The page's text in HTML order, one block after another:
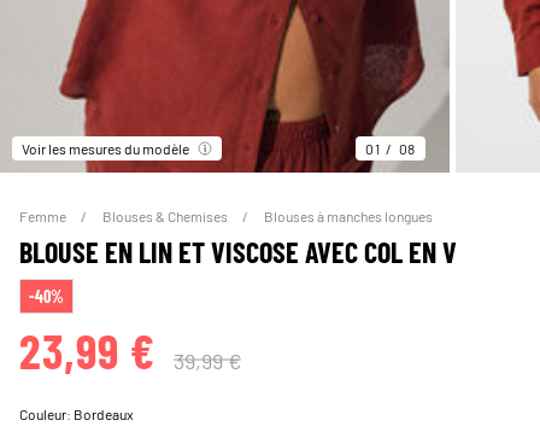
Voir les mesures du modèle 01 08
Femme Blouses & Chemises Blouses à manches longues
BLOUSE EN LIN ET VISCOSE AVEC COL EN V
-40%
23,99 € 39,99 €
Couleur: Bordeaux